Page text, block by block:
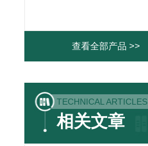
查看全部产品 >>
TECHNICAL ARTICLES
相关文章